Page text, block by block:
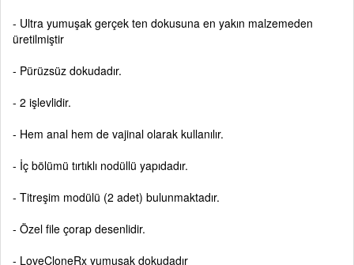
- Ultra yumuşak gerçek ten dokusuna en yakın malzemeden
üretilmiştir
- Pürüzsüz dokudadır.
- 2 işlevlidir.
- Hem anal hem de vajinal olarak kullanılır.
- İç bölümü tırtıklı nodüllü yapıdadır.
- Titreşim modülü (2 adet) bulunmaktadır.
- Özel file çorap desenlidir.
- LoveCloneRx yumuşak dokudadır